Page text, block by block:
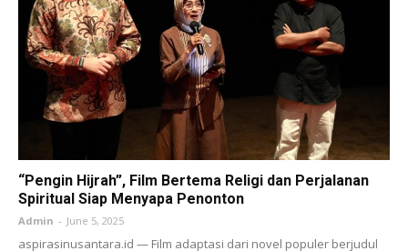
“Pengin Hijrah”, Film Bertema Religi dan Perjalanan
Spiritual Siap Menyapa Penonton
Admin - June 5, 2025
aspirasinusantara.id — Film adaptasi dari novel populer berjudul